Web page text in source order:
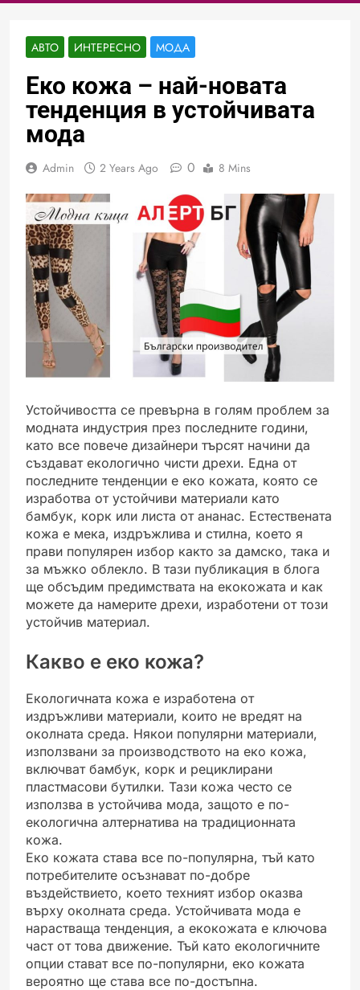
АВТО ИНТЕРЕСНО МОДА
Еко кожа – най-новата
тенденция в устойчивата
мода
Admin 2 Years Ago 0 8 Mins
Устойчивостта се превърна в голям проблем за
модната индустрия през последните години,
като все повече дизайнери търсят начини да
създават екологично чисти дрехи. Една от
последните тенденции е еко кожата, която се
изработва от устойчиви материали като
бамбук, корк или листа от ананас. Естествената
кожа е мека, издръжлива и стилна, което я
прави популярен избор както за дамско, така и
за мъжко облекло. В тази публикация в блога
ще обсъдим предимствата на екокожата и как
можете да намерите дрехи, изработени от този
устойчив материал.
Какво е еко кожа?
Екологичната кожа е изработена от
издръжливи материали, които не вредят на
околната среда. Някои популярни материали,
използвани за производството на еко кожа,
включват бамбук, корк и рециклирани
пластмасови бутилки. Тази кожа често се
използва в устойчива мода, защото е по-
екологична алтернатива на традиционната
кожа.
Еко кожата става все по-популярна, тъй като
потребителите осъзнават по-добре
въздействието, което техният избор оказва
върху околната среда. Устойчивата мода е
нарастваща тенденция, а екокожата е ключова
част от това движение. Тъй като екологичните
опции стават все по-популярни, еко кожата
вероятно ще става все по-достъпна.